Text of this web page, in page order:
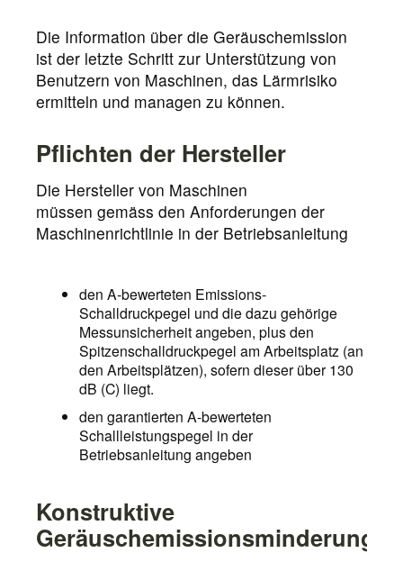
Die Information über die Geräuschemission
ist der letzte Schritt zur Unterstützung von
Benutzern von Maschinen, das Lärmrisiko
ermitteln und managen zu können.
Pflichten der Hersteller
Die Hersteller von Maschinen
müssen gemäss den Anforderungen der
Maschinenrichtlinie in der Betriebsanleitung
den A-bewerteten Emissions-
Schalldruckpegel und die dazu gehörige
Messunsicherheit angeben, plus den
Spitzenschalldruckpegel am Arbeitsplatz (an
den Arbeitsplätzen), sofern dieser über 130
dB (C) liegt.
den garantierten A-bewerteten
Schallleistungspegel in der
Betriebsanleitung angeben
Konstruktive
Geräuschemissionsminderung